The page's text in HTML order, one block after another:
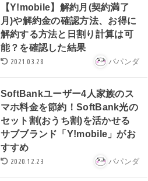
【Y!mobile】解約月(契約満了
月)や解約金の確認方法、お得に
解約する方法と日割り計算は可
能？を確認した結果
2021.03.28 パパンダ
SoftBankユーザー4人家族のス
マホ料金を節約！SoftBank光の
セット割(おうち割)を活かせる
サブブランド「Y!mobile」がお
すすめ
2020.12.23 パパンダ